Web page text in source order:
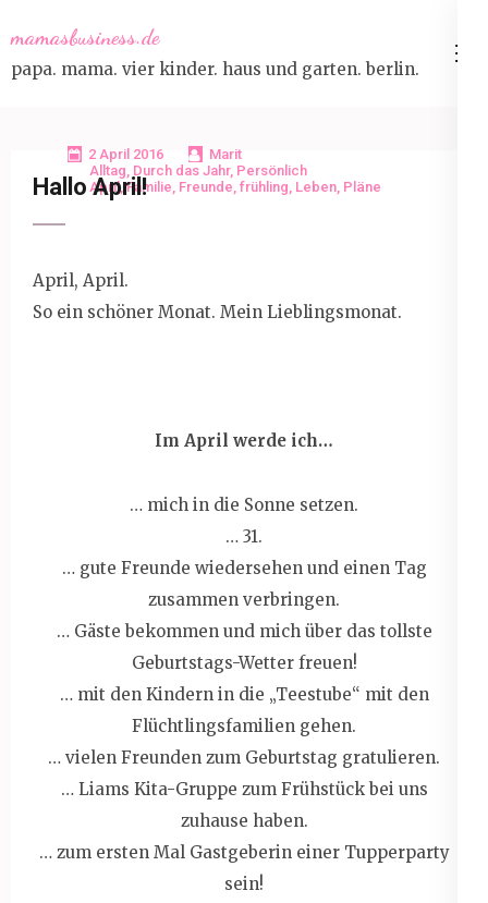
to
content
mamasbusiness.de
papa. mama. vier kinder. haus und garten. berlin.
2 April 2016
Marit
Alltag, Durch das Jahr, Persönlich
April,Familie, Freunde, frühling, Leben, Pläne
Hallo April!
April, April.
So ein schöner Monat. Mein Lieblingsmonat.
Im April werde ich…
… mich in die Sonne setzen.
… 31.
… gute Freunde wiedersehen und einen Tag
zusammen verbringen.
… Gäste bekommen und mich über das tollste
Geburtstags-Wetter freuen!
… mit den Kindern in die „Teestube“ mit den
Flüchtlingsfamilien gehen.
… vielen Freunden zum Geburtstag gratulieren.
… Liams Kita-Gruppe zum Frühstück bei uns
zuhause haben.
… zum ersten Mal Gastgeberin einer Tupperparty
sein!